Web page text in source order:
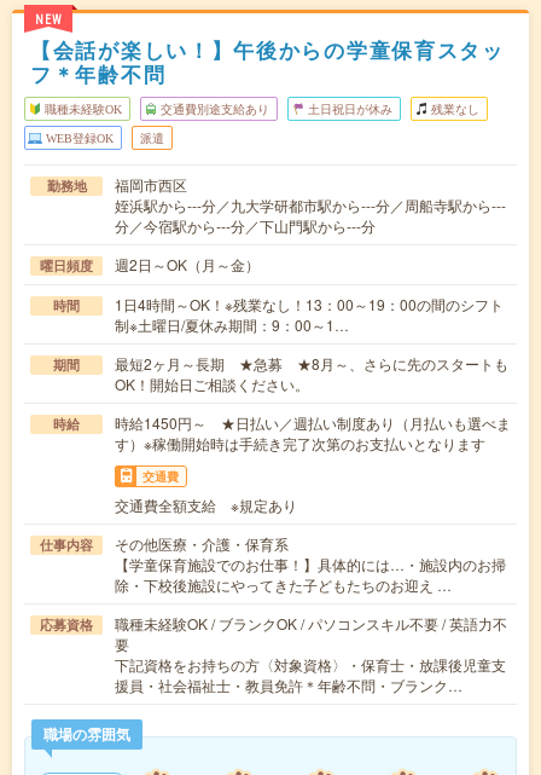
NEW
【会話が楽しい！】午後からの学童保育スタッ
フ＊年齢不問
職種未経験OK 交通費別途支給あり 土日祝日が休み 残業なし
WEB登録OK 派遣
勤務地
福岡市西区
姪浜駅から---分／九大学研都市駅から---分／周船寺駅から---
分／今宿駅から---分／下山門駅から---分
曜日頻度 週2日～OK（月～金）
時間
1日4時間～OK！※残業なし！13：00～19：00の間のシフト
制※土曜日/夏休み期間：9：00～1…
期間
最短2ヶ月～長期 ★急募 ★8月～、さらに先のスタートも
OK！開始日ご相談ください。
時給
時給1450円～ ★日払い／週払い制度あり（月払いも選べま
す）※稼働開始時は手続き完了次第のお支払いとなります
交通費
交通費全額支給 ※規定あり
仕事内容
その他医療・介護・保育系
【学童保育施設でのお仕事！】具体的には…・施設内のお掃
除・下校後施設にやってきた子どもたちのお迎え …
応募資格
職種未経験OK / ブランクOK / パソコンスキル不要 / 英語力不
要
下記資格をお持ちの方〈対象資格〉・保育士・放課後児童支
援員・社会福祉士・教員免許＊年齢不問・ブランク…
職場の雰囲気